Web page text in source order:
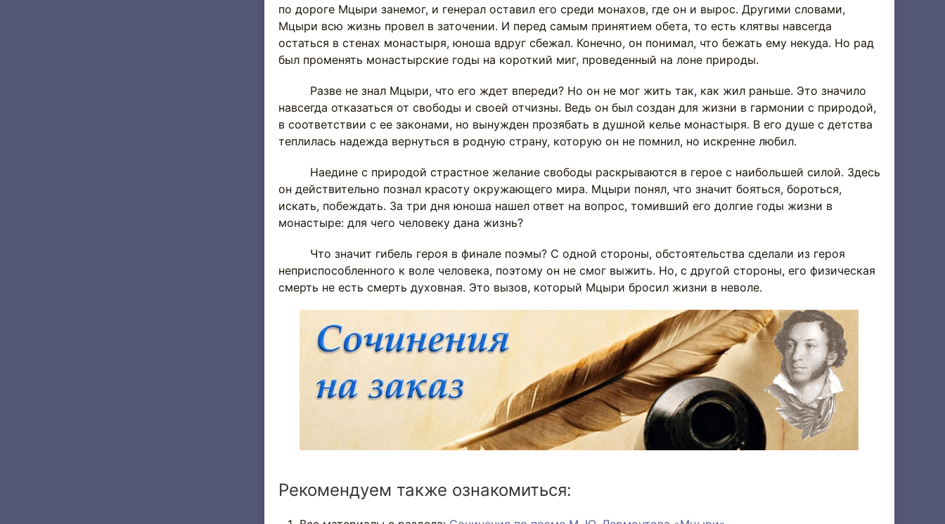
по дороге Мцыри занемог, и генерал оставил его среди монахов, где он и вырос. Другими словами,
Мцыри всю жизнь провел в заточении. И перед самым принятием обета, то есть клятвы навсегда
остаться в стенах монастыря, юноша вдруг сбежал. Конечно, он понимал, что бежать ему некуда. Но рад
был променять монастырские годы на короткий миг, проведенный на лоне природы.
Разве не знал Мцыри, что его ждет впереди? Но он не мог жить так, как жил раньше. Это значило
навсегда отказаться от свободы и своей отчизны. Ведь он был создан для жизни в гармонии с природой,
в соответствии с ее законами, но вынужден прозябать в душной келье монастыря. В его душе с детства
теплилась надежда вернуться в родную страну, которую он не помнил, но искренне любил.
Наедине с природой страстное желание свободы раскрываются в герое с наибольшей силой. Здесь
он действительно познал красоту окружающего мира. Мцыри понял, что значит бояться, бороться,
искать, побеждать. За три дня юноша нашел ответ на вопрос, томивший его долгие годы жизни в
монастыре: для чего человеку дана жизнь?
Что значит гибель героя в финале поэмы? С одной стороны, обстоятельства сделали из героя
неприспособленного к воле человека, поэтому он не смог выжить. Но, с другой стороны, его физическая
смерть не есть смерть духовная. Это вызов, который Мцыри бросил жизни в неволе.
Рекомендуем также ознакомиться: